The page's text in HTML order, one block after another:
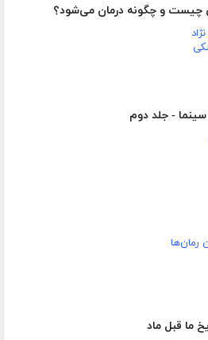
چیست و چگونه درمان می‌شود؟
- جلد دوم
رمان‌ها
ما قبل ماد